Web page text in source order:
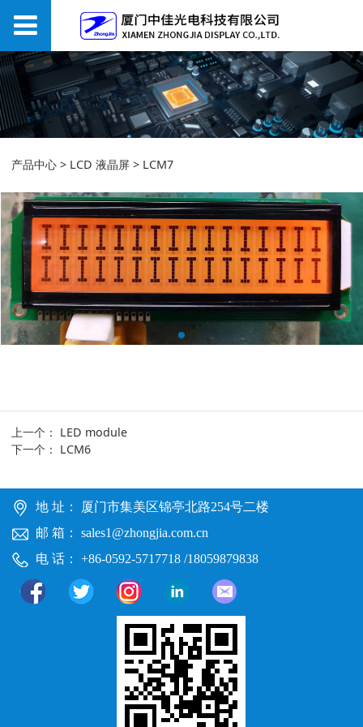
LCM7
产品中心 > LCD 液晶屏 > LCM7
上一个： LED module
下一个： LCM6
地 址： 厦门市集美区锦亭北路254号二楼
邮 箱： sales1@zhongjia.com.cn
电 话： +86-0592-5717718 /18059879838